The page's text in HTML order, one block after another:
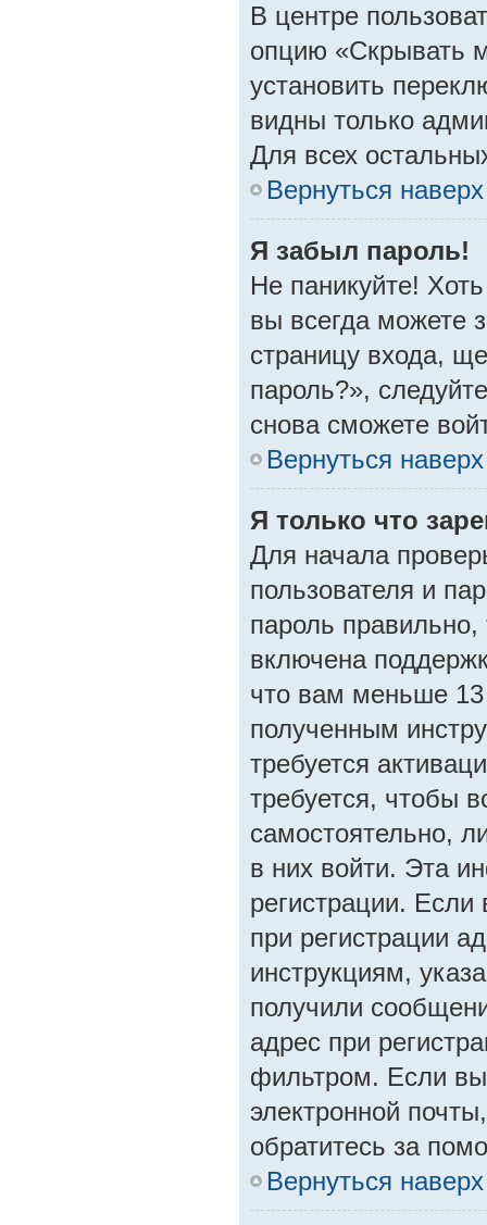
В центре
опцию «Скрывать
установить
видны только
Для всех
Вернуться наверх
Я забыл пароль!
Не паникуйте!
вы всегда можете
страницу входа,
пароль?»,
снова сможете
Вернуться наверх
Я только что
Для начала
пользователя и
пароль
включена
что вам меньше 13
полученным
требуется
требуется, чтобы
самостоятельно,
в них войти. Эта
регистрации.
при регистрации
инструкциям,
получили
адрес при
фильтром. Если
электронной
обратитесь за
Вернуться наверх